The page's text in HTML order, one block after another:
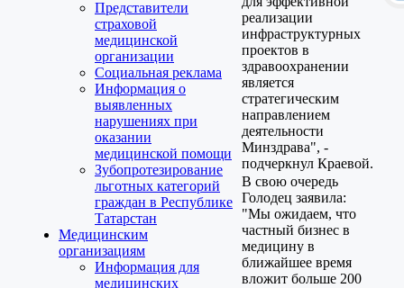
Представители
страховой
медицинской
организации
Социальная реклама
Информация о
выявленных
нарушениях при
оказании
медицинской помощи
Зубопротезирование
льготных категорий
граждан в Республике
Татарстан
Медицинским
организациям
Информация для
медицинских
реализации
инфраструктурных
проектов в
здравоохранении
является
стратегическим
направлением
деятельности
Минздрава", -
подчеркнул Краевой.
В свою очередь
Голодец заявила:
"Мы ожидаем, что
частный бизнес в
медицину в
ближайшее время
вложит больше 200